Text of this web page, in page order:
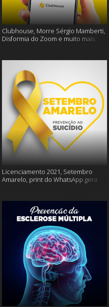
Clubhouse, Morre Sérgio Mamberti,
Disformia do Zoom e muito mais
Licenciamento 2021, Setembro
Amarelo, print do WhatsApp gera